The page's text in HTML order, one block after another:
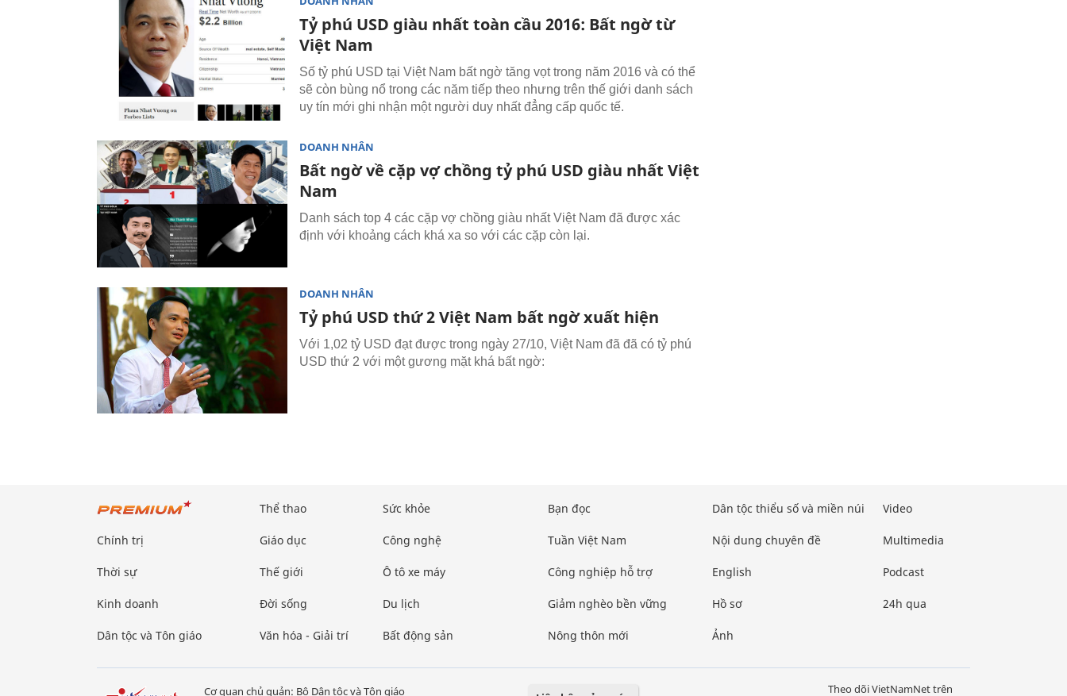
Tỷ phú USD giàu nhất toàn cầu 2016: Bất ngờ từ
Việt Nam
Số tỷ phú USD tại Việt Nam bất ngờ tăng vọt trong năm 2016 và có thể
sẽ còn bùng nổ trong các năm tiếp theo nhưng trên thế giới danh sách
uy tín mới ghi nhận một người duy nhất đẳng cấp quốc tế.
DOANH NHÂN
Bất ngờ về cặp vợ chồng tỷ phú USD giàu nhất Việt
Nam
Danh sách top 4 các cặp vợ chồng giàu nhất Việt Nam đã được xác
định với khoảng cách khá xa so với các cặp còn lại.
DOANH NHÂN
Tỷ phú USD thứ 2 Việt Nam bất ngờ xuất hiện
Với 1,02 tỷ USD đạt được trong ngày 27/10, Việt Nam đã đã có tỷ phú
USD thứ 2 với một gương mặt khá bất ngờ:
Chính trị
Thời sự
Kinh doanh
Dân tộc và Tôn giáo
Thể thao
Giáo dục
Thế giới
Đời sống
Văn hóa - Giải trí
Sức khỏe
Công nghệ
Ô tô xe máy
Du lịch
Bất động sản
Bạn đọc
Tuần Việt Nam
Công nghiệp hỗ trợ
Giảm nghèo bền vững
Nông thôn mới
Dân tộc thiểu số và miền núi
Nội dung chuyên đề
English
Hồ sơ
Ảnh
Video
Multimedia
Podcast
24h qua
Cơ quan chủ quản: Bộ Dân tộc và Tôn giáo Theo dõi VietNamNet trên